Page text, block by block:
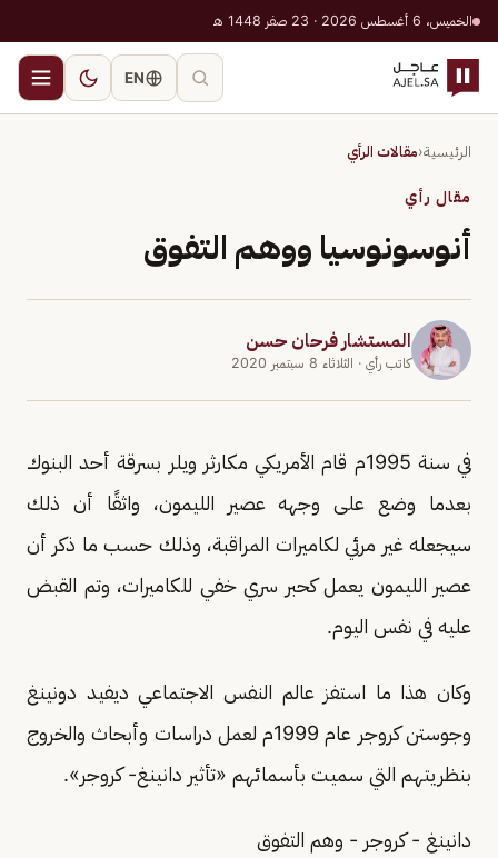
الخميس، 6 أغسطس 2026 · 23 صفر 1448 هـ
EN
الرئيسية‹مقالات الرأي
مقال رأي
أنوسونوسيا ووهم التفوق
المستشار فرحان حسن
كاتب رأي · الثلاثاء 8 سبتمبر 2020
في سنة 1995م قام الأمريكي مكارثر ويلر بسرقة أحد البنوك
بعدما وضع على وجهه عصير الليمون، واثقًا أن ذلك
سيجعله غير مرئي لكاميرات المراقبة، وذلك حسب ما ذكر أن
عصير الليمون يعمل كحبر سري خفي للكاميرات، وتم القبض
عليه في نفس اليوم.
وكان هذا ما استفز عالم النفس الاجتماعي ديفيد دونينغ
وجوستن كروجر عام 1999م لعمل دراسات وأبحاث والخروج
بنظريتهم التي سميت بأسمائهم «تأثير دانينغ- كروجر».
دانينغ - كروجر - وهم التفوق